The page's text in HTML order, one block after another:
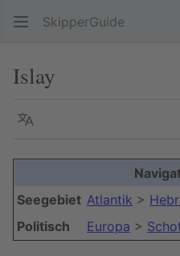
SkipperGuide
Islay
Sprache
Seegebiet Atlantik >
Politisch
Europa >
+
−